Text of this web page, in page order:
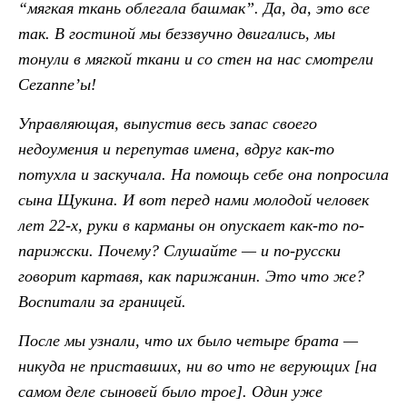
“мягкая ткань облегала башмак”. Да, да, это все
так. В гостиной мы беззвучно двигались, мы
тонули в мягкой ткани и со стен на нас смотрели
Cezannе’ы!
Управляющая, выпустив весь запас своего
недоумения и перепутав имена, вдруг как-то
потухла и заскучала. На помощь себе она попросила
сына Щукина. И вот перед нами молодой человек
лет 22-х, руки в карманы он опускает как-то по-
парижски. Почему? Слушайте — и по-русски
говорит картавя, как парижанин. Это что же?
Воспитали за границей.
После мы узнали, что их было четыре брата —
никуда не приставших, ни во что не верующих [на
самом деле сыновей было трое]. Один уже